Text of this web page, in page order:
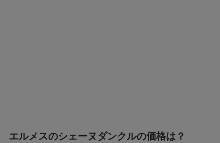
エルメスのシェーヌダンクルの価格は？